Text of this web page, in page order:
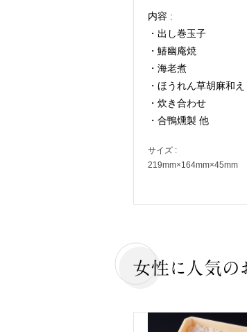
内容 :
・出し巻玉子
・鰆幽庵焼
・海老煮
・ほうれん草胡麻和え
・炊き合わせ
・合鴨燻製 他
サイズ :
219mm×164mm×45mm